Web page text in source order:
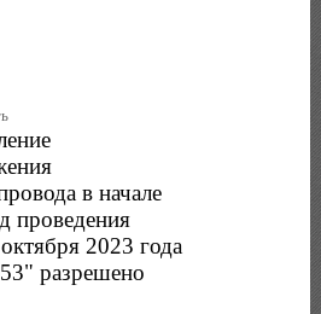
в начале
проведения
2023 года
разрешено